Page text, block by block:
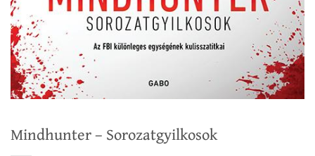
Mindhunter – Sorozatgyilkosok